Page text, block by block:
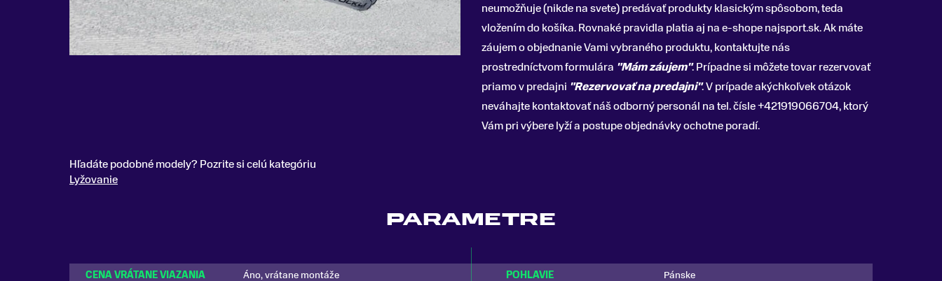
neumožňuje (nikde na svete) predávať produkty klasickým spôsobom, teda
vložením do košíka. Rovnaké pravidla platia aj na e-shope najsport.sk. Ak máte
záujem o objednanie Vami vybraného produktu, kontaktujte nás
prostredníctvom formulára "Mám záujem". Prípadne si môžete tovar rezervovať
priamo v predajni "Rezervovať na predajni". V prípade akýchkoľvek otázok
neváhajte kontaktovať náš odborný personál na tel. čísle +421919066704, ktorý
Vám pri výbere lyží a postupe objednávky ochotne poradí.
Hľadáte podobné modely? Pozrite si celú kategóriu
Lyžovanie
PARAMETRE
CENA VRÁTANE VIAZANIA Áno, vrátane montáže POHLAVIE
Pánske